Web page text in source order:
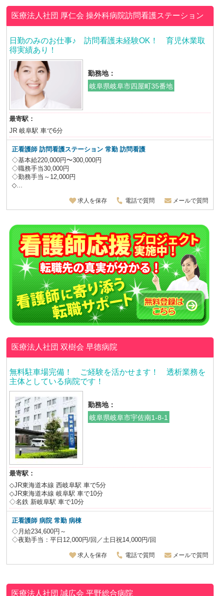
医療法人社団 厚仁会操外科病院訪問看護ステーション
日勤のみのお仕事♪ 訪問看護未経験OK！ 育児休業取
得実績あり！
勤務地：
岐阜県岐阜市四屋町35番地
最寄駅：
JR 岐阜駅 車で6分
正看護師訪問看護ステーション 常勤 訪問看護
◇基本給220,000円〜300,000円
◇職務手当30,000円
◇勤務手当～12,000円
◇...
求人を保存 電話で質問 メールで質問
医療法人社団 双樹会早徳病院
無料駐車場完備！ ご経験を活かせます！ 透析業務を
主体としている病院です！
勤務地：
岐阜県岐阜市宇佐南1-8-1
最寄駅：
◇JR東海道本線 西岐阜駅 車で5分
◇JR東海道本線 岐阜駅 車で10分
◇名鉄 新岐阜駅 車で10分
正看護師 病院 常勤 病棟
◇月給234,600円～
◇夜勤手当：平日12,000円/回／土日祝14,000円/回
求人を保存 電話で質問 メールで質問
医療法人社団 誠広会平野総合病院